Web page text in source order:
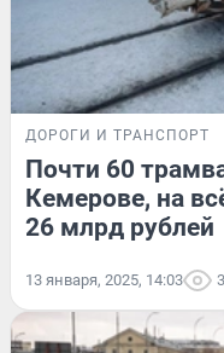
ДОРОГИ И ТРАНСПОРТ
Почти 60
Кемерове, на
26 млрд рублей
13 января, 2025, 14:03